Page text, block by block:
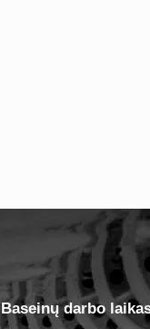
Baseinų darbo